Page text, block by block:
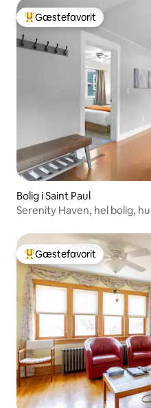
Bedste gæstefavorit
Gæstefavorit
Bolig i Saint Paul
Serenity Haven, hel bolig,
Bedste gæstefavorit
Gæstefavorit